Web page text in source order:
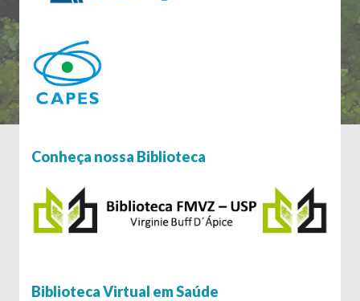
Conheça nossa Biblioteca
Biblioteca Virtual em Saúde